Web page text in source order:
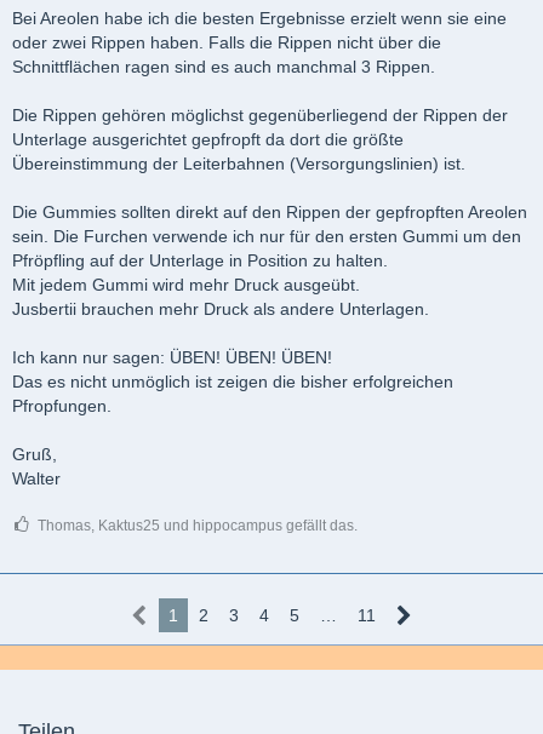
Bei Areolen habe ich die besten Ergebnisse erzielt wenn sie eine
oder zwei Rippen haben. Falls die Rippen nicht über die
Schnittflächen ragen sind es auch manchmal 3 Rippen.
Die Rippen gehören möglichst gegenüberliegend der Rippen der
Unterlage ausgerichtet gepfropft da dort die größte
Übereinstimmung der Leiterbahnen (Versorgungslinien) ist.
Die Gummies sollten direkt auf den Rippen der gepfropften Areolen
sein. Die Furchen verwende ich nur für den ersten Gummi um den
Pfröpfling auf der Unterlage in Position zu halten.
Mit jedem Gummi wird mehr Druck ausgeübt.
Jusbertii brauchen mehr Druck als andere Unterlagen.
Ich kann nur sagen: ÜBEN! ÜBEN! ÜBEN!
Das es nicht unmöglich ist zeigen die bisher erfolgreichen
Pfropfungen.
Gruß,
Walter
Thomas, Kaktus25 und hippocampus gefällt das.
1 2 3 4 5 11